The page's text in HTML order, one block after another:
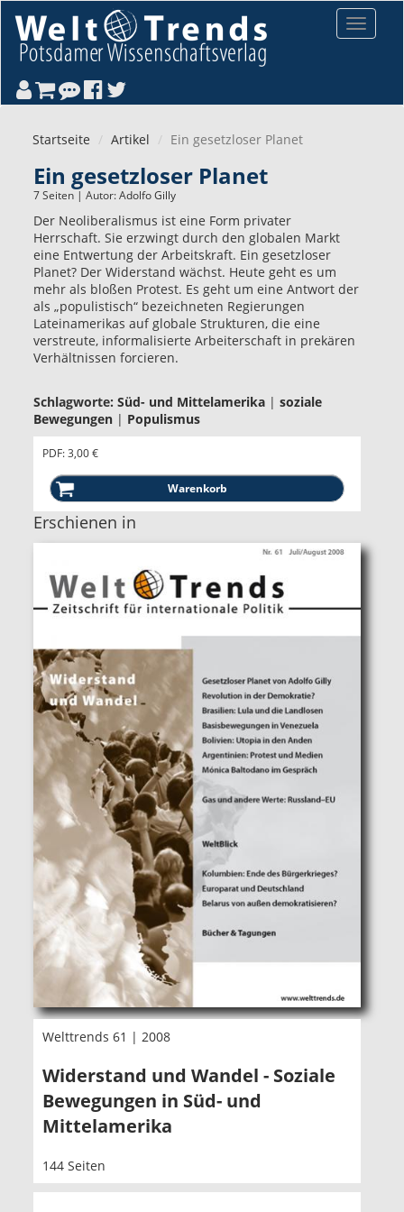
Toggle
Startseite Artikel Ein gesetzloser Planet
Ein gesetzloser Planet
7 Seiten | Autor:Adolfo Gilly
Der Neoliberalismus ist eine Form privater
Herrschaft. Sie erzwingt durch den globalen Markt
eine Entwertung der Arbeitskraft. Ein gesetzloser
Planet? Der Widerstand wächst. Heute geht es um
mehr als bloßen Protest. Es geht um eine Antwort der
als „populistisch“ bezeichneten Regierungen
Lateinamerikas auf globale Strukturen, die eine
verstreute, informalisierte Arbeiterschaft in prekären
Verhältnissen forcieren.
Schlagworte: Süd- und Mittelamerika | soziale
Bewegungen | Populismus
PDF: 3,00 €
Erschienen in
Welttrends 61 | 2008
Widerstand und Wandel - Soziale
Bewegungen in Süd- und
Mittelamerika
144 Seiten